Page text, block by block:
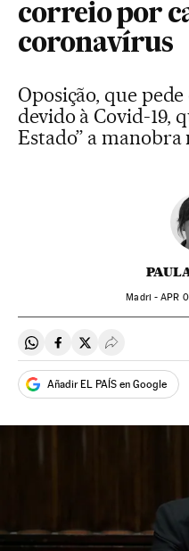
correio por
coronavírus
Oposição, que
devido à Covid-19,
Estado” a
Madri -APR
Compartir en Whatsapp
Compartir en
Compartir en
Desplegar
Añadir EL PAÍS en Google